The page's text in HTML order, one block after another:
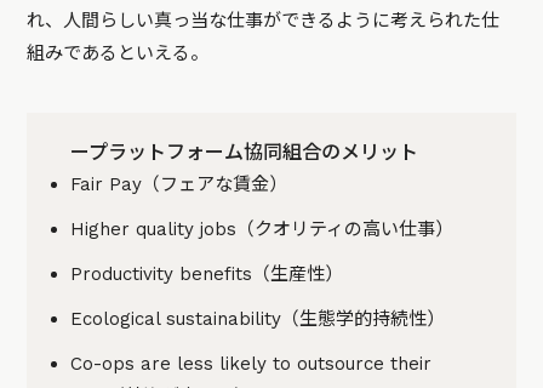
れ、人間らしい真っ当な仕事ができるように考えられた仕
組みであるといえる。
ープラットフォーム協同組合のメリット
Fair Pay（フェアな賃金）
Higher quality jobs（クオリティの高い仕事）
Productivity benefits（生産性）
Ecological sustainability（生態学的持続性）
Co-ops are less likely to outsource their